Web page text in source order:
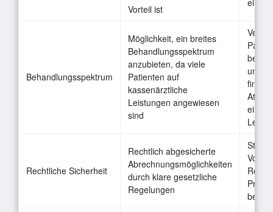
Vorteil ist
Behandlungsspektrum
Möglichkeit, ein breites
Behandlungsspektrum
anzubieten, da viele
Patienten auf
kassenärztliche
Leistungen angewiesen
sind
Rechtliche Sicherheit
Rechtlich abgesicherte
Abrechnungsmöglichkeiten
durch klare gesetzliche
Regelungen